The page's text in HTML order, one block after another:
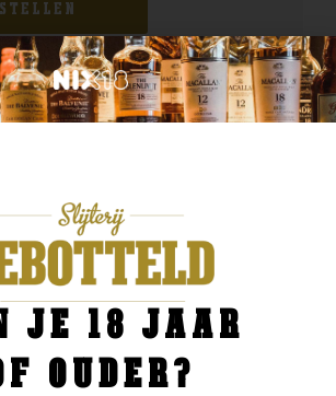
JE 18 JAAR
OUDER?